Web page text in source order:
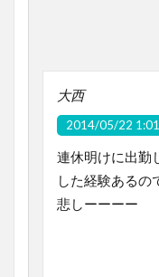
大西
2014/05/22
連休明けに出勤
した経験ある
悲しーーーー